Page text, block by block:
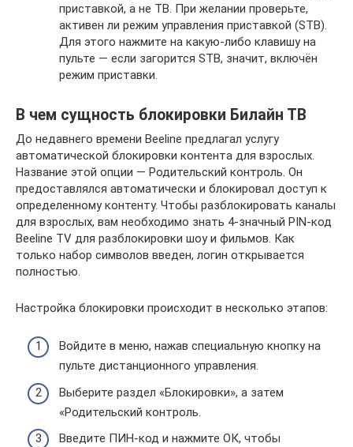
приставкой, а не ТВ. При желании проверьте,
активен ли режим управления приставкой (STB).
Для этого нажмите на какую-либо клавишу на
пульте — если загорится STB, значит, включён
режим приставки.
В чем сущность блокировки Билайн ТВ
До недавнего времени Beeline предлагал услугу
автоматической блокировки контента для взрослых.
Название этой опции — Родительский контроль. Он
предоставлялся автоматически и блокировал доступ к
определенному контенту. Чтобы разблокировать каналы
для взрослых, вам необходимо знать 4-значный PIN-код
Beeline TV для разблокировки шоу и фильмов. Как
только набор символов введен, логин открывается
полностью.
Настройка блокировки происходит в несколько этапов:
Войдите в меню, нажав специальную кнопку на
пульте дистанционного управления.
Выберите раздел «Блокировки», а затем
«Родительский контроль.
Введите ПИН-код и нажмите ОК, чтобы